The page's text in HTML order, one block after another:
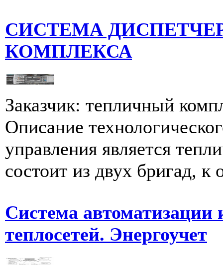
СИСТЕМА
КОМПЛЕКСА
Заказчик: тепличный
Описание
управления является
состоит из двух бригад, к
Система автоматизации
теплосетей. Энергоучет